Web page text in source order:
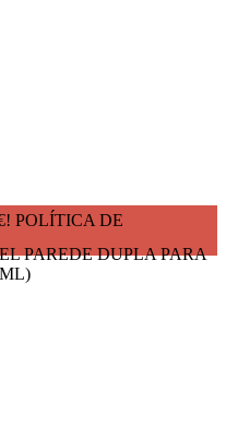
POLÍTICA DE
PAREDE DUPLA PARA